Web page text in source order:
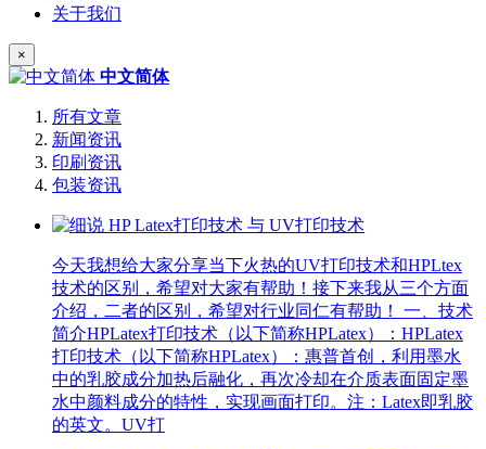
关于我们
×
中文简体
所有文章
新闻资讯
印刷资讯
包装资讯
今天我想给大家分享当下火热的UV打印技术和HPLtex
技术的区别，希望对大家有帮助！接下来我从三个方面
介绍，二者的区别，希望对行业同仁有帮助！ 一、技术
简介HPLatex打印技术（以下简称HPLatex）：HPLatex
打印技术（以下简称HPLatex）：惠普首创，利用墨水
中的乳胶成分加热后融化，再次冷却在介质表面固定墨
水中颜料成分的特性，实现画面打印。注：Latex即乳胶
的英文。UV打